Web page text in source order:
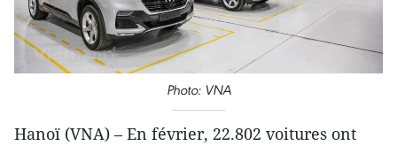
Photo: VNA
Hanoï (VNA) – En février, 22.802 voitures ont